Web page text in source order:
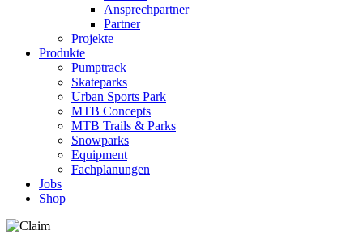
Ansprechpartner
Partner
Projekte
Produkte
Pumptrack
Skateparks
Urban Sports Park
MTB Concepts
MTB Trails & Parks
Snowparks
Equipment
Fachplanungen
Jobs
Shop